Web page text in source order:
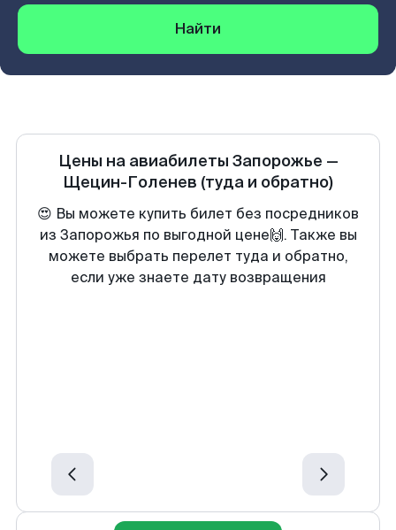
Найти
Цены на авиабилеты Запорожье —
Щецин-Голенев (туда и обратно)
😍 Вы можете купить билет без посредников
из Запорожья по выгодной цене🙌. Также вы
можете выбрать перелет туда и обратно,
если уже знаете дату возвращения